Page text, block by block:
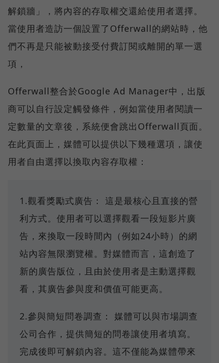
解鎖牆」，將內容的存取權交還給使用者選擇。
當使用者造訪一個設置了Offerwall的網站時，他
們不再是只能被動接受付費訂閱或離開的單一選
項，
Offerwall整合於Google Ad Manager中，出版
商可以自行設定觸發條件，例如當使用者閱讀一
定數量的文章後，系統便會跳出Offerwall頁面。
在此頁面上，媒體可以提供以下幾種選項，讓使
用者自由選擇以換取內容存取權：
1.觀看獎勵式廣告： 這是最核心且直接的營
利方式。使用者可以選擇觀看一段短影片廣
告，來換取一段時間內（例如24小時）的網
站內容無限瀏覽權。對媒體而言，這創造了
新的廣告版位，且由於使用者是主動選擇觀
看，其廣告參與度和價值可能更高。
2.參與簡短問卷調查： 媒體可以與市場調查
公司合作，提供簡短的問卷讓使用者填寫。
完成後即可解鎖內容。這不僅能為媒體帶來